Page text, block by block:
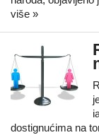
više »
dostignućima na